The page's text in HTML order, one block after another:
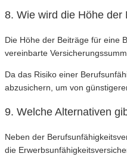
8. Wie wird die Höhe der
Die Höhe der Beiträge für eine
vereinbarte
Da das Risiko einer
abzusichern, um von
9. Welche Alternativen
Neben der
die